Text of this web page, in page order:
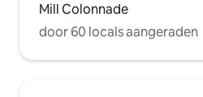
Mill Colonnade
door 60 locals aangeraden